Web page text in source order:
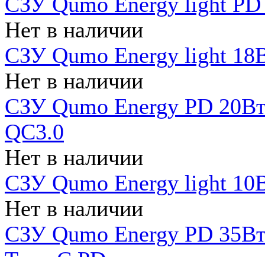
Нет в наличии
СЗУ Qumo Energy light
Нет в наличии
СЗУ Qumo Energy PD
QC3.0
Нет в наличии
СЗУ Qumo Energy light
Нет в наличии
СЗУ Qumo Energy PD